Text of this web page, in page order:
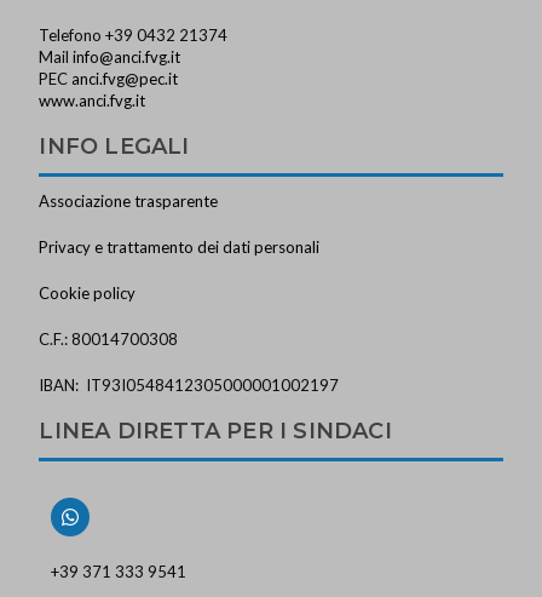
Telefono +39 0432 21374
Mailinfo@anci.fvg.it
PEC anci.fvg@pec.it
www.anci.fvg.it
INFO LEGALI
Associazione trasparente
Privacy e trattamento dei dati personali
Cookie policy
C.F.: 80014700308
IBAN: IT93I0548412305000001002197
LINEA DIRETTA PER I SINDACI
+39 371 333 9541